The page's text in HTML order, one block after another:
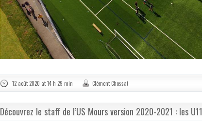
12 août 2020 at 14 h 29 min Clément Chossat
Découvrez le staff de l’US Mours version 2020-2021 : les U11